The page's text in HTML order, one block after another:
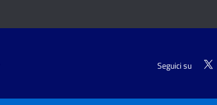
Seguici su